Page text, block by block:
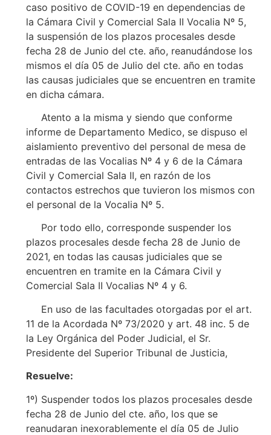
caso positivo de COVID-19 en dependencias de
la Cámara Civil y Comercial Sala II Vocalia Nº 5,
la suspensión de los plazos procesales desde
fecha 28 de Junio del cte. año, reanudándose los
mismos el día 05 de Julio del cte. año en todas
las causas judiciales que se encuentren en tramite
en dicha cámara.
Atento a la misma y siendo que conforme
informe de Departamento Medico, se dispuso el
aislamiento preventivo del personal de mesa de
entradas de las Vocalias Nº 4 y 6 de la Cámara
Civil y Comercial Sala II, en razón de los
contactos estrechos que tuvieron los mismos con
el personal de la Vocalia Nº 5.
Por todo ello, corresponde suspender los
plazos procesales desde fecha 28 de Junio de
2021, en todas las causas judiciales que se
encuentren en tramite en la Cámara Civil y
Comercial Sala II Vocalias Nº 4 y 6.
En uso de las facultades otorgadas por el art.
11 de la Acordada Nº 73/2020 y art. 48 inc. 5 de
la Ley Orgánica del Poder Judicial, el Sr.
Presidente del Superior Tribunal de Justicia,
Resuelve:
1º) Suspender todos los plazos procesales desde
fecha 28 de Junio del cte. año, los que se
reanudaran inexorablemente el día 05 de Julio